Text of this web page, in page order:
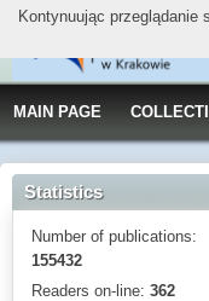
MAIN PAGE
Statistics
Number of publications:
155432
Readers on-line: 362
Kontynuując